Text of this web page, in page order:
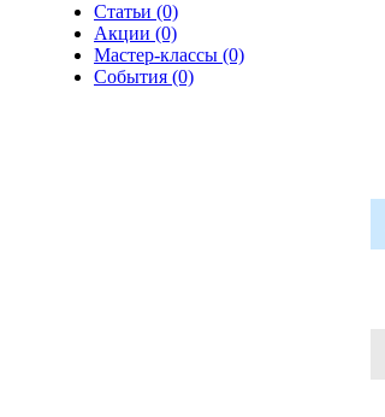
Статьи (0)
Акции (0)
Мастер-классы (0)
События (0)